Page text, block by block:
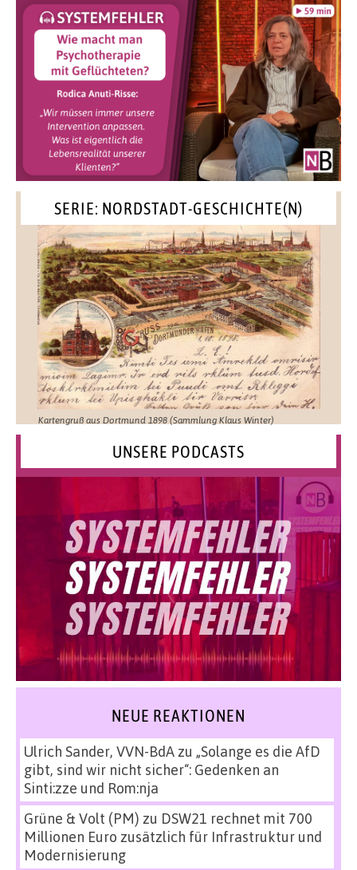
SERIE: NORDSTADT-GESCHICHTE(N)
Kartengruß aus Dortmund 1898 (Sammlung Klaus Winter)
UNSERE PODCASTS
NEUE REAKTIONEN
Ulrich Sander, VVN-BdAzu „Solange es die AfD
gibt, sind wir nicht sicher“: Gedenken an
Sinti:zze und Rom:nja
Grüne & Volt (PM) zu DSW21 rechnet mit 700
Millionen Euro zusätzlich für Infrastruktur und
Modernisierung